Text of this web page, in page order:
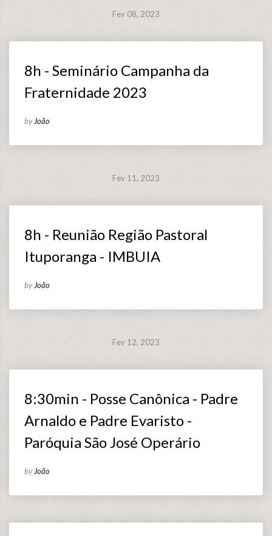
Fev 08, 2023
8h - Seminário Campanha da
Fraternidade 2023
by João
Fev 11, 2023
8h - Reunião Região Pastoral
Ituporanga - IMBUIA
by João
Fev 12, 2023
8:30min - Posse Canônica - Padre
Arnaldo e Padre Evaristo -
Paróquia São José Operário
by João